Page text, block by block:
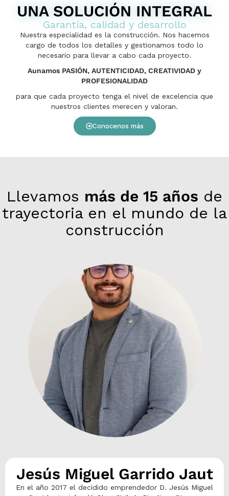
UNA SOLUCIÓN INTEGRAL
Garantía, calidad y desarrollo
Nuestra especialidad es la construcción. Nos hacemos
cargo de todos los detalles y gestionamos todo lo
necesario para llevar a cabo cada proyecto.
Aunamos PASIÓN, AUTENTICIDAD, CREATIVIDAD y
PROFESIONALIDAD
para que cada proyecto tenga el nivel de excelencia que
nuestros clientes merecen y valoran.
Conocenos más
Llevamos más de 15 años de
trayectoria en el mundo de la
construcción
Jesús Miguel Garrido Jaut
En el año 2017 el decidido emprendedor D. Jesús Miguel